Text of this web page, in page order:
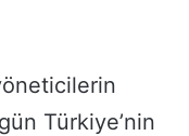
Türkiye’nin